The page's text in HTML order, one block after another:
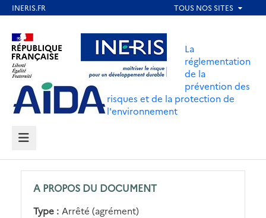
contenu
principal
Aller au contenu Aller au menu
Aller au pied de page
La
réglementation
de la
prévention des
risques et de la protection de
l'environnement
MENU
A PROPOS DU DOCUMENT
Type : Arrêté (agrément)